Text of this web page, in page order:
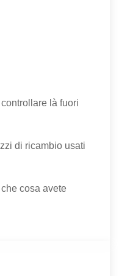
là fuori
di ricambio usati
cosa avete